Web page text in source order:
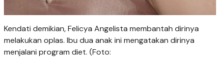
Kendati demikian, Felicya Angelista membantah dirinya
melakukan oplas. Ibu dua anak ini mengatakan dirinya
menjalani program diet. (Foto: